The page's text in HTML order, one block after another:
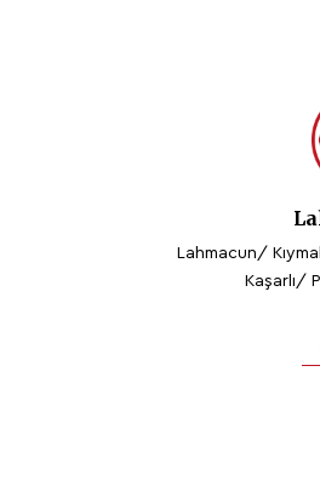
Lahmacun/
Kaşarlı/